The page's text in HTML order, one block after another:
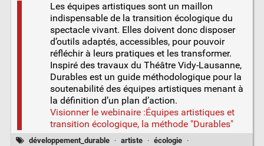
Les équipes artistiques sont un maillon
indispensable de la transition écologique du
spectacle vivant. Elles doivent donc disposer
d’outils adaptés, accessibles, pour pouvoir
réfléchir à leurs pratiques et les transformer.
Inspiré des travaux du Théâtre Vidy-Lausanne,
Durables est un guide méthodologique pour la
soutenabilité des équipes artistiques menant à
la définition d’un plan d’action.
Visionner le webinaire :Équipes artistiques et
transition écologique, la méthode "Durables"
développement_durable · artiste · écologie ·